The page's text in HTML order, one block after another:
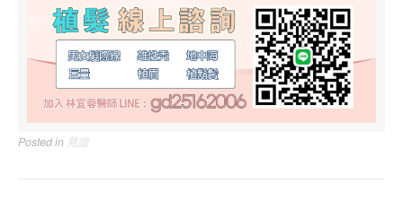
Posted in 見證